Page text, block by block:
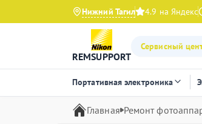
Нижний Тагил 4.9 на Яндекс
REMSUPPORT
Сервисный
Портативная электроника
Главная Ремонт